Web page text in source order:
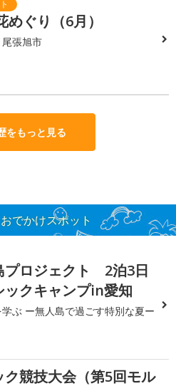
めぐり（6月）
張旭市
をもっと見る
でかけスポット
プロジェクト 2泊3日
ックキャンプin愛知
ぶ ー無人島で過ごす特別な夏ー
ク競技大会（第5回モル